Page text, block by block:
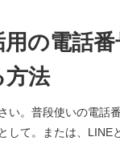
の電話
方法
い。普段使いの電話
して。または、LINE